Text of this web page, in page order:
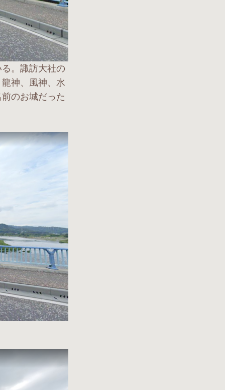
。諏訪大社の
神、風神、水
のお城だった